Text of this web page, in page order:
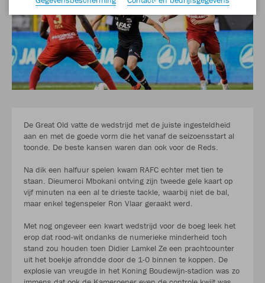
De Great Old vatte de wedstrijd met de juiste ingesteldheid
aan en met de goede vorm die het vanaf de seizoensstart al
toonde. De beste kansen waren dan ook voor de Reds.
Na dik een halfuur spelen kwam RAFC echter met tien te
staan. Dieumerci Mbokani ontving zijn tweede gele kaart op
vijf minuten na een al te drieste tackle, waarbij niet de bal,
maar enkel tegenspeler Ron Vlaar geraakt werd.
Met nog ongeveer een kwart wedstrijd voor de boeg leek het
erop dat rood-wit ondanks de numerieke minderheid toch
stand zou houden toen Didier Lamkel Ze een prachtcounter
uit het boekje afrondde door de 1-0 binnen te koppen. De
explosie van vreugde in het Koning Boudewijn-stadion was zo